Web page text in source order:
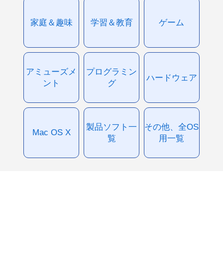
家庭＆趣味 学習＆教育 ゲーム
アミューズメ
ント
プログラミン
グ
ハードウェア
Mac OS X
製品ソフト一
覧
その他、全OS
用一覧